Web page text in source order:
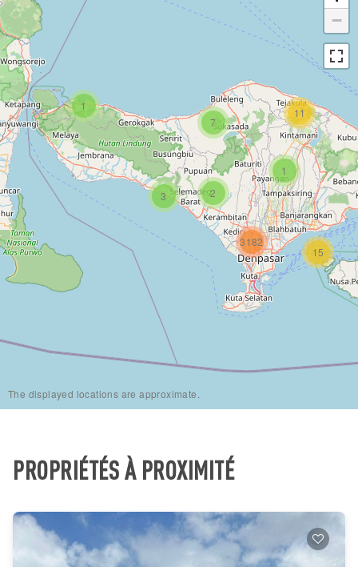
1
1
3
7
2
15
11
3182
−
The displayed locations are approximate.
PROPRIÉTÉS À PROXIMITÉ